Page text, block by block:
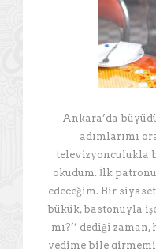
Ankara’da
adımlarımı
televizyonculukla
okudum. İlk
edeceğim. Bir
bükük, bastonuyla
mı?’’ dediği
yedime bile